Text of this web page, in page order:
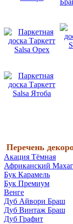
Перечень
Акация Тёмная
Африканский
Бук Карамель
Бук Премиум
Венге
Дуб Айвори Браш
Дуб Винтаж Браш
Дуб Графит